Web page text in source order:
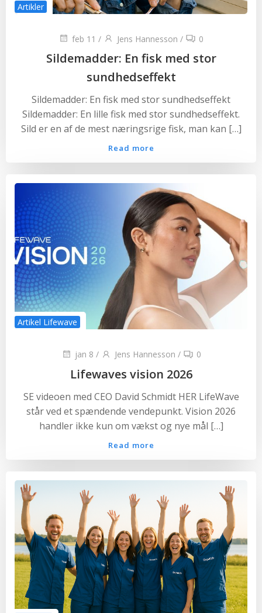
Artikler
feb 11 / Jens Hannesson / 0
Sildemadder: En fisk med stor
sundhedseffekt
Sildemadder: En fisk med stor sundhedseffekt
Sildemadder: En lille fisk med stor sundhedseffekt.
Sild er en af de mest næringsrige fisk, man kan […]
Read more
Artikel Lifewave
jan 8 / Jens Hannesson / 0
Lifewaves vision 2026
SE videoen med CEO David Schmidt HER LifeWave
står ved et spændende vendepunkt. Vision 2026
handler ikke kun om vækst og nye mål […]
Read more